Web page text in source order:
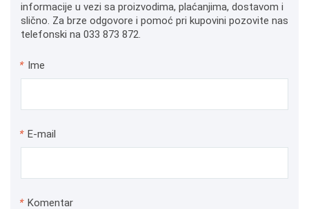
informacije u vezi sa proizvodima, plaćanjima, dostavom i
slično. Za brze odgovore i pomoć pri kupovini pozovite nas
telefonski na 033 873 872.
* Ime
* E-mail
* Komentar